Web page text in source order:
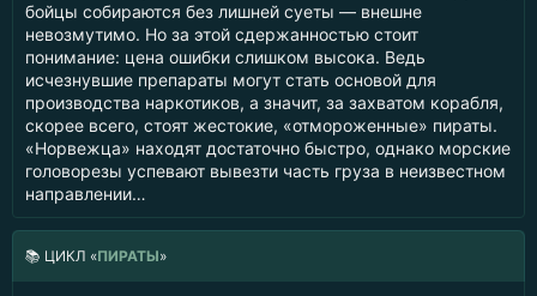
бойцы собираются без лишней суеты — внешне
невозмутимо. Но за этой сдержанностью стоит
понимание: цена ошибки слишком высока. Ведь
исчезнувшие препараты могут стать основой для
производства наркотиков, а значит, за захватом корабля,
скорее всего, стоят жестокие, «отмороженные» пираты.
«Норвежца» находят достаточно быстро, однако морские
головорезы успевают вывезти часть груза в неизвестном
направлении…
📚 ЦИКЛ «ПИРАТЫ»